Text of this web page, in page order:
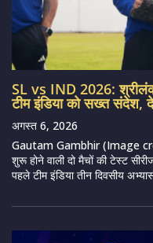
SL vs IND 2026:
टीम इंडिया को सख्त संदेश,
अगस्त 6, 2026
Gautam Gambhir (Image
शुरू होने वाली दो मैचों की टेस्ट
पहले टीम इंडिया तीन दिवसीय